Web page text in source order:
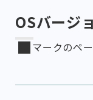
OSバージ
マークのペ